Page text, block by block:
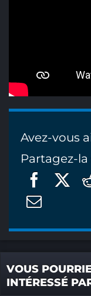
Avez-vous
Partagez-la
VOUS
INTÉRESSÉ